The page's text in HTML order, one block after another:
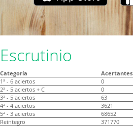
Escrutinio
Categoría Acertantes
1ª - 6 aciertos
0
2ª - 5 aciertos + C
0
3ª - 5 aciertos
63
4ª - 4 aciertos
3621
5ª - 3 aciertos
68652
Reintegro
371770